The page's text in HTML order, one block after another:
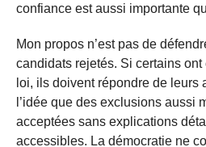
confiance est aussi importante
Mon propos n’est pas de
candidats rejetés. Si certains
loi, ils doivent répondre de leurs
l’idée que des exclusions aussi
acceptées sans explications
accessibles. La démocratie ne